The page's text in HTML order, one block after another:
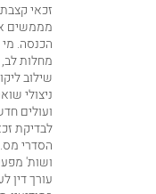
זכאי
מממשים
הכנסה.
מחלות
שילוב
ניצולי
ועולים
לבדיקת
הסדרי
ושות'
עורך דין